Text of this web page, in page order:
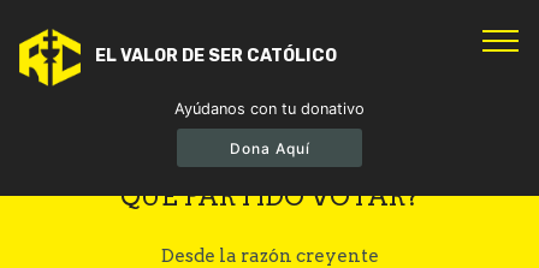
EL VALOR DE SER CATÓLICO
Ayúdanos con tu donativo
Dona Aquí
ELECCIONES DEL 6 DE JUNIO: ¿POR
QUÉ PARTIDO VOTAR?
Desde la razón creyente